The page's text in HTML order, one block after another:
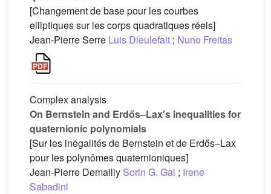
[Changement de base pour les courbes
elliptiques sur les corps quadratiques réels]
Jean-Pierre Serre Luis Dieulefait ; Nuno Freitas
Complex analysis
On Bernstein and Erdős–Lax's inequalities for
quaternionic polynomials
[Sur les inégalités de Bernstein et de Erdős–Lax
pour les polynômes quaternioniques]
Jean-Pierre Demailly Sorin G. Gal ; Irene
Sabadini